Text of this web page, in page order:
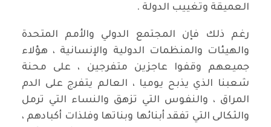
العميقة وتغييب الدولة .
رغم ذلك فإن المجتمع الدولي والأمم المتحدة
والهيئات والمنظمات الدولية والإنسانية ، هؤلاء
جميعهم وقفوا عاجزين متفرجين ، على محنة
شعبنا الذي يذبح يوميا ، العالم يتفرج على الدم
المراق ، والنفوس التي تزهق والنساء التي ترمل
والثكالى التي تفقد أبنائها وبناتها وفلذات أكبادهم ،